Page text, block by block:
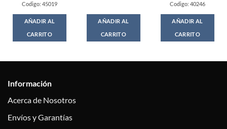
Codigo: 45019
AÑADIR AL
CARRITO
AÑADIR AL
CARRITO
Codigo: 40246
AÑADIR AL
CARRITO
Información
Acerca de Nosotros
Envíos y Garantías